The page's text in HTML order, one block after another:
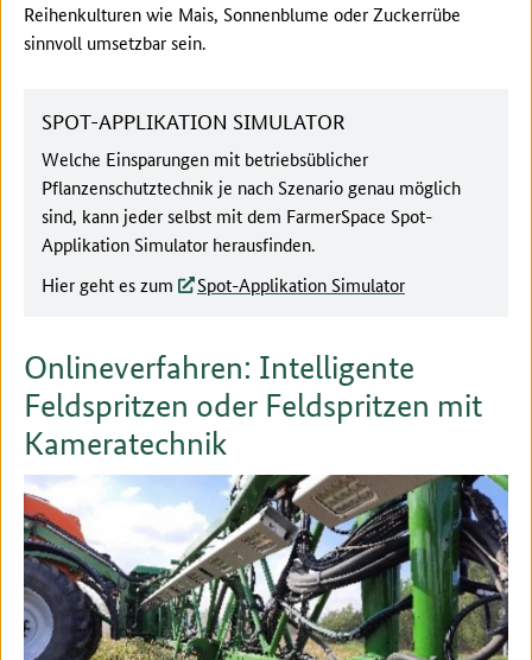
Reihenkulturen wie Mais, Sonnenblume oder Zuckerrübe
sinnvoll umsetzbar sein.
SPOT-APPLIKATION SIMULATOR
Welche Einsparungen mit betriebsüblicher
Pflanzenschutztechnik je nach Szenario genau möglich
sind, kann jeder selbst mit dem FarmerSpace Spot-
Applikation Simulator herausfinden.
Hier geht es zum
Spot-Applikation Simulator
Onlineverfahren: Intelligente
Feldspritzen oder Feldspritzen mit
Kameratechnik